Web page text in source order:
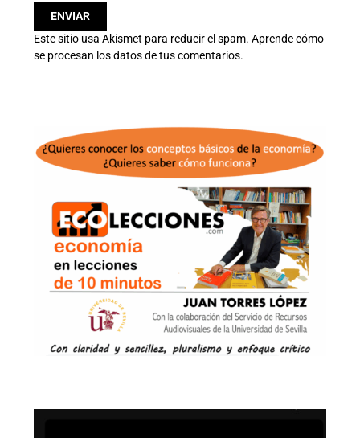
Este sitio usa Akismet para reducir el spam. Aprende cómo
se procesan los datos de tus comentarios.